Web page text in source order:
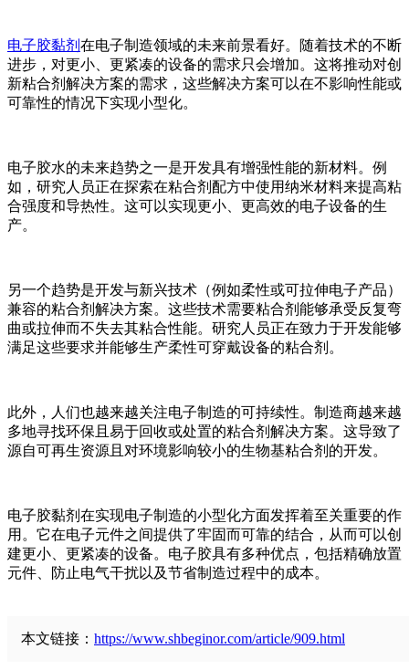
电子胶黏剂 在电子制造领域的未来前景看好。随着技术的不断
进步，对更小、更紧凑的设备的需求只会增加。这将推动对创
新粘合剂解决方案的需求，这些解决方案可以在不影响性能或
可靠性的情况下实现小型化。
电子胶水的未来趋势之一是开发具有增强性能的新材料。例
如，研究人员正在探索在粘合剂配方中使用纳米材料来提高粘
合强度和导热性。这可以实现更小、更高效的电子设备的生
产。
另一个趋势是开发与新兴技术（例如柔性或可拉伸电子产品）
兼容的粘合剂解决方案。这些技术需要粘合剂能够承受反复弯
曲或拉伸而不失去其粘合性能。研究人员正在致力于开发能够
满足这些要求并能够生产柔性可穿戴设备的粘合剂。
此外，人们也越来越关注电子制造的可持续性。制造商越来越
多地寻找环保且易于回收或处置的粘合剂解决方案。这导致了
源自可再生资源且对环境影响较小的生物基粘合剂的开发。
电子胶黏剂在实现电子制造的小型化方面发挥着至关重要的作
用。它在电子元件之间提供了牢固而可靠的结合，从而可以创
建更小、更紧凑的设备。电子胶具有多种优点，包括精确放置
元件、防止电气干扰以及节省制造过程中的成本。
本文链接： https://www.shbeginor.com/article/909.html